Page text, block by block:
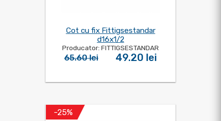
Cot cu fix Fittigsestandar
d16x1/2
Producator: FITTIGSESTANDAR
65.60 lei 49.20 lei
-25%